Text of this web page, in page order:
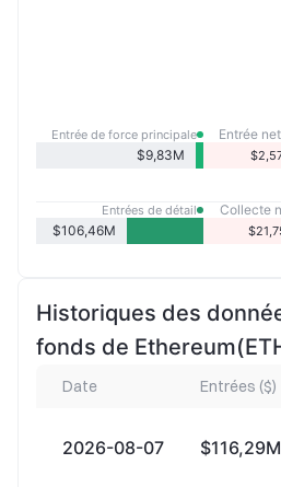
Entrée de force principale
$9,83M
Entrée
force
Entrées de détail
$106,46M
Collecte
Historiques des
fonds de
Date Entrées ($)
2026-08-07 $116,29M